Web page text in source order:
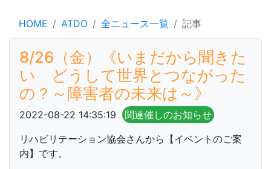
HOME ATDO 全ニュース一覧 記事
8/26（金）《いまだから聞きた
い どうして世界とつながった
の？～障害者の未来は～》
2022-08-22 14:35:19
関連催しのお知らせ
リハビリテーション協会さんから【イベントのご案
内】です。